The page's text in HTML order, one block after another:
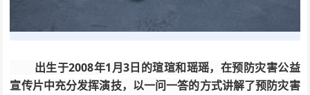
出生于2008年1月3日的瑄瑄和瑶瑶，在预防灾害公益
宣传片中充分发挥演技，以一问一答的方式讲解了预防灾害